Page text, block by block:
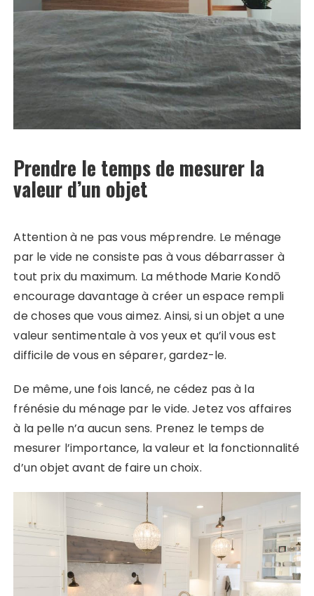
Prendre le temps de mesurer la
valeur d’un objet
Attention à ne pas vous méprendre. Le ménage
par le vide ne consiste pas à vous débarrasser à
tout prix du maximum. La méthode Marie Kondō
encourage davantage à créer un espace rempli
de choses que vous aimez. Ainsi, si un objet a une
valeur sentimentale à vos yeux et qu’il vous est
difficile de vous en séparer, gardez-le.
De même, une fois lancé, ne cédez pas à la
frénésie du ménage par le vide. Jetez vos affaires
à la pelle n’a aucun sens. Prenez le temps de
mesurer l’importance, la valeur et la fonctionnalité
d’un objet avant de faire un choix.